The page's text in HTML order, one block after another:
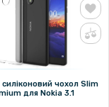
чохол Slim
для Nokia 3.1